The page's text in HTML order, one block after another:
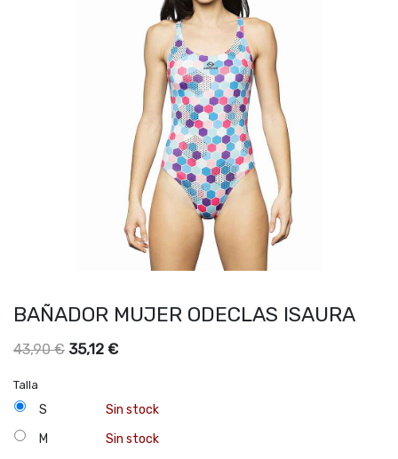
BAÑADOR MUJER ODECLAS ISAURA
43,90€ 35,12 €
Talla
S
Sin stock
M
Sin stock